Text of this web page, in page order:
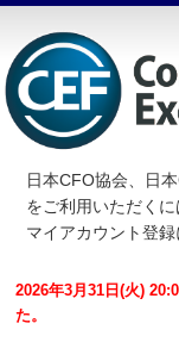
日本CFO協会、日
をご利用いただく
マイアカウント登
2026年3月31日(火)
た。